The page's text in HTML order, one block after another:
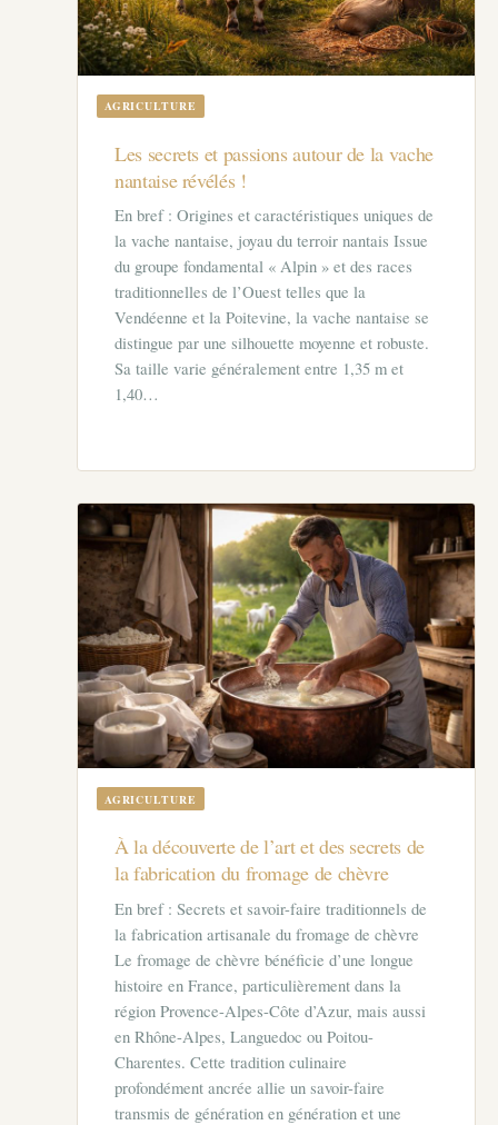
AGRICULTURE
Les secrets et passions autour de la vache
nantaise révélés !
En bref : Origines et caractéristiques uniques de
la vache nantaise, joyau du terroir nantais Issue
du groupe fondamental « Alpin » et des races
traditionnelles de l’Ouest telles que la
Vendéenne et la Poitevine, la vache nantaise se
distingue par une silhouette moyenne et robuste.
Sa taille varie généralement entre 1,35 m et
1,40…
AGRICULTURE
À la découverte de l’art et des secrets de
la fabrication du fromage de chèvre
En bref : Secrets et savoir-faire traditionnels de
la fabrication artisanale du fromage de chèvre
Le fromage de chèvre bénéficie d’une longue
histoire en France, particulièrement dans la
région Provence-Alpes-Côte d’Azur, mais aussi
en Rhône-Alpes, Languedoc ou Poitou-
Charentes. Cette tradition culinaire
profondément ancrée allie un savoir-faire
transmis de génération en génération et une